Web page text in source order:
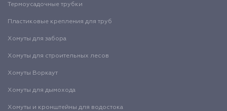
Термоусадочные трубки
Пластиковые крепления для труб
Хомуты для забора
Хомуты для строительных лесов
Хомуты Воркаут
Хомуты для дымохода
Хомуты и кронштейны для водостока